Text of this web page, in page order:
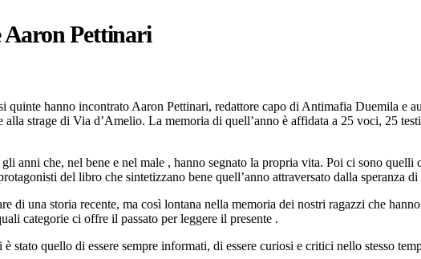
Aaron Pettinari
quinte hanno incontrato Aaron Pettinari, redattore capo di Antimafia Duemila e
strage di Via d’Amelio. La memoria di quell’anno è affidata a 25 voci, 25
anni che, nel bene e nel male , hanno segnato la propria vita. Poi ci sono quelli
del libro che sintetizzano bene quell’anno attraversato dalla speranza
di una storia recente, ma così lontana nella memoria dei nostri ragazzi che
categorie ci offre il passato per leggere il presente .
stato quello di essere sempre informati, di essere curiosi e critici nello stesso